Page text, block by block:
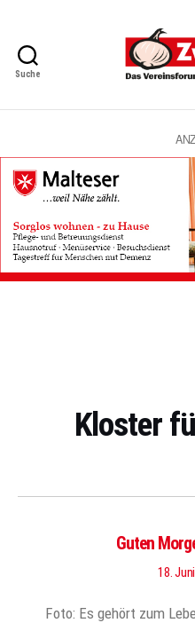
Suche
Kloster
Guten
18.
Foto: Es gehört zum